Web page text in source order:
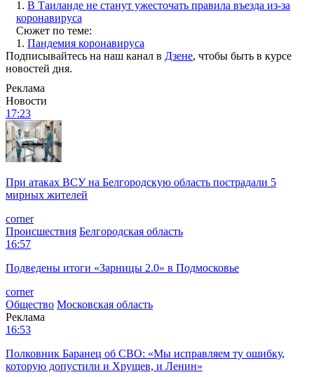
1. В Таиланде не станут ужесточать правила въезда из-за
коронавируса
Сюжет по теме:
1. Пандемия коронавируса
Подписывайтесь на наш канал в Дзене, чтобы быть в курсе
новостей дня.
Реклама
Новости
17:23
При атаках ВСУ на Белгородскую область пострадали 5
мирных жителей
corner
Происшествия Белгородская область
16:57
Подведены итоги «Зарницы 2.0» в Подмосковье
corner
Общество Московская область
Реклама
16:53
Полковник Баранец об СВО: «Мы исправляем ту ошибку,
которую допустили и Хрущев, и Ленин»